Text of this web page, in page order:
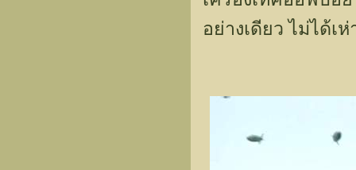
อย่างเดียว ไม่ได้เ